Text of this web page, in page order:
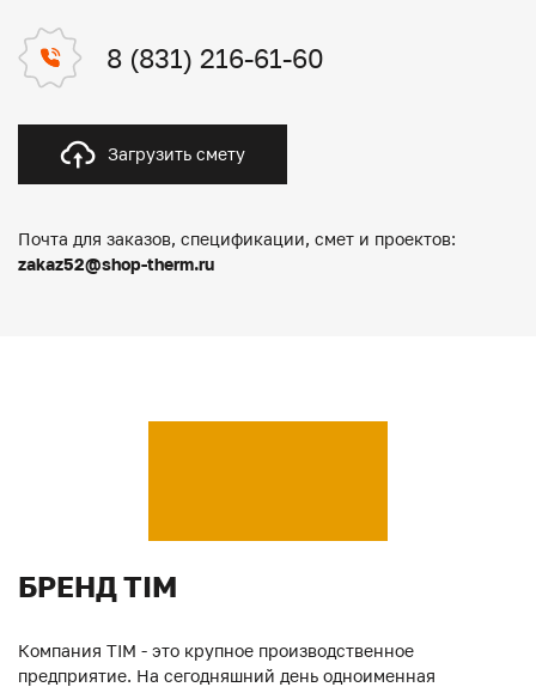
8 (831) 216-61-60
Загрузить смету
Почта для заказов, спецификации, смет и проектов:
zakaz52@shop-therm.ru
БРЕНД TIM
Компания TIM - это крупное производственное
предприятие. На сегодняшний день одноименная